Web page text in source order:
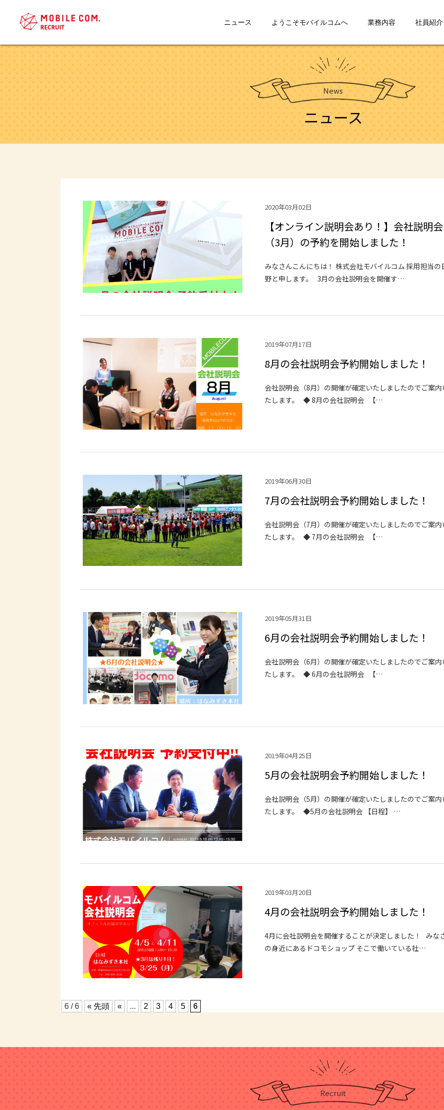
ニュース ようこそモバイルコムへ 業務内容 社員紹介
News
ニュース
2020年03月02日
【オンライン説明会あり！】会社説明会
（3月）の予約を開始しました！
みなさんこんにちは！ 株式会社モバイルコム 採用担当の
野と申します。 3月の会社説明会を開催す…
2019年07月17日
8月の会社説明会予約開始しました！
会社説明会（8月）の開催が確定いたしましたのでご案内
たします。 ◆ 8月の会社説明会 【…
2019年06月30日
7月の会社説明会予約開始しました！
会社説明会（7月）の開催が確定いたしましたのでご案内
たします。 ◆ 7月の会社説明会 【…
2019年05月31日
6月の会社説明会予約開始しました！
会社説明会（6月）の開催が確定いたしましたのでご案内
たします。 ◆ 6月の会社説明会 【…
2019年04月25日
5月の会社説明会予約開始しました！
会社説明会（5月）の開催が確定いたしましたのでご案内
たします。 ◆5月の会社説明会 【日程】 …
2019年03月20日
4月の会社説明会予約開始しました！
4月に会社説明会を開催することが決定しました！ みなさん
の身近にあるドコモショップ そこで働いている社…
6 / 6 « 先頭 « ... 2 3 4 5 6
Recruit